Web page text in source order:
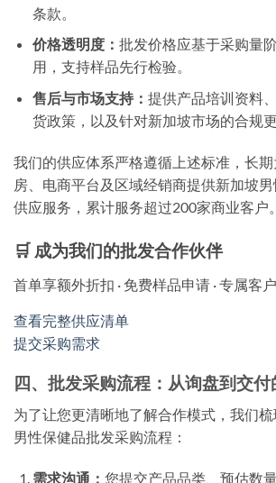
条款。
价格透明度： 批发价格应基于采购量
用，支持样品先行检验。
售后与市场支持： 提供产品培训资料
货政策，以及针对新加坡市场的合规更
我们的供应体系严格遵循上述标准，长
房、电商平台及区域经销商提供新加坡
供应服务，累计服务超过200家商业客户。
🛒 成为我们的批发合作伙伴
首单享额外折扣 · 免费样品申请 · 专属客
查看完整供应清单
提交采购需求
四、批发采购流程：从询盘到交
为了让您更清晰地了解合作模式，我们
男性保健品批发采购流程：
需求沟通： 您提交产品品类、预估数